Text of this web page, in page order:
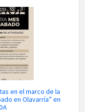
en el marco de la
en Olavarría” en